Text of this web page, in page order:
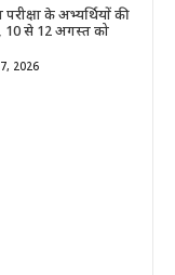
परीक्षा के अभ्यर्थियों की
10 से 12 अगस्त को
2026